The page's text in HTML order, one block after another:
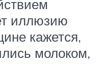
иллюзию
кажется,
молоком,